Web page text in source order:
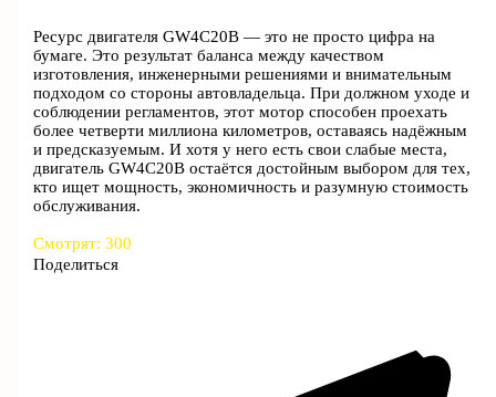
Ресурс двигателя GW4C20B — это не просто цифра на
бумаге. Это результат баланса между качеством
изготовления, инженерными решениями и внимательным
подходом со стороны автовладельца. При должном уходе и
соблюдении регламентов, этот мотор способен проехать
более четверти миллиона километров, оставаясь надёжным
и предсказуемым. И хотя у него есть свои слабые места,
двигатель GW4C20B остаётся достойным выбором для тех,
кто ищет мощность, экономичность и разумную стоимость
обслуживания.
Смотрят: 300
Поделиться